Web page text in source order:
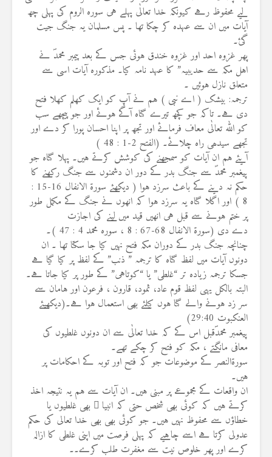
لیے محفوظ رہے کیونکہ خدا تعالٰی پہلے ہی سورہ الروم کی پہلی چھ
آیات میں ان سے عہدہ کر چکا تھا ۔ پس مسلمان يہ جنگ جیت
گئ۔
پھر غزوہ احد اور غزوہ خندق ہوئی جس کے بعد پیمبر محمدؐ نے
اہل مکہ سے حديبيہ” کا عہد نامہ کیا۔ مذکورہ آیات اسی سے
متعلق نازل ہوئیں ۔
ترجمہ: بیشک ( اے نبی ) ہم نے آپ کو ایک کھلم کھلا فتح
دی ہے۔ تاکہ جو کچھ تیرے گناہ آگے ہوئے اور جو پیچھے سب
کو اللہ تعالٰی معاف فرمائے اور تجھ پر اپنا احسان پورا کر دے اور
تجھے سیدھی راہ چلائے۔ (الفتح 2-1 : 48 )
آیئے ہم ان آیات کو سمجھنے کی کوشش کرتے ہیں۔ پہلا گناہ جو
پیغمبر محمدؐ سے جنگ بدر کے دور ان دشمنوں سے جنگ رکھنے کا
حکم نہ دینے کے باعث سرزد ہوا ( دیکھئے سورۃ الانفال 16-15 :
8 ) اور اگلا گناہ یہ سرزد ہوا کہ انھوں نے جنگ کے مکمل طور
پر ختم ہونے سے قبل ہی انھیں قید میں لینے کی اجازت
دے دی (سورۃ الانفال 68-67 : 8 ، سورہ محمد 4 : 47 )۔
چنانچہ جنگ بدر کے دوران مکہ فتح نہیں کیا جا سکتا تھا ۔ ان
دونوں آیات میں لفظ گناہ کا ترجمہ ” ذنب” کے لفظ پر کیا گیا ہے
جسکا ترجمہ زیادہ تر “غلطی” یا “کوتاہی” کے طور پر کیا جاتا ہے۔
البتہ بالکل یہی لفظ قوم عاد، ثمود، قارون ، فرعون اور ہامان سے
سر زد ہونے والے گنا ہوں کیلئے بھی استعمال ہوا ہے۔(دیکھیئے
العنکبوت 29:40)
پیغمبر محمدؐقبل اس کے کہ خدا تعالٰی سے ان دونوں غلطیوں کی
معافی مانگتے ، مکہ کو فتح کر چکے تھے۔
سورۃالنصر کے موضوعات جو کہ فتح اور توبہ کے احکامات پر
ہیں۔
ان واقعات کے مجموعے پر مبنی ہیں۔ ان آیات سے ہم یہ نتیجہ اخذ
کرتے ہیں کہ کوئی بھی شخص حتی کہ انبيا ٔ بھی غلطیوں یا
خطاؤں سے محفوظ نہیں ہیں۔ جو کوئی بھی بھی خدا تعالی کی حکم
عدولی کرتا ہے اسے چاہیے کہ پہلی فرصت میں اپنی غلطی کا ازالہ
کرے اور پھر خلوص نیت سے مغفرت طلب کرے۔۔